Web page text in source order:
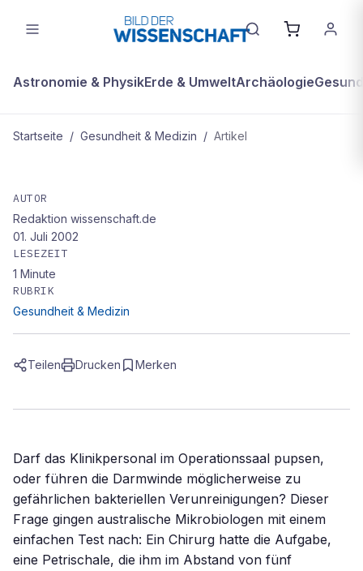
Astronomie & PhysikErde & UmweltArchäologie
Startseite / Gesundheit & Medizin / Artikel
Pupse im OP-Saal
AUTOR
Redaktion wissenschaft.de
01. Juli 2002
LESEZEIT
1 Minute
RUBRIK
Gesundheit & Medizin
Teilen Drucken Merken
Darf das Klinikpersonal im Operationssaal pupsen,
oder führen die Darmwinde möglicherweise zu
gefährlichen bakteriellen Verunreinigungen? Dieser
Frage gingen australische Mikrobiologen mit einem
einfachen Test nach: Ein Chirurg hatte die Aufgabe,
eine Petrischale, die ihm im Abstand von fünf